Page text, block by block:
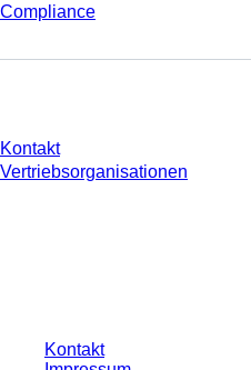
Compliance
Kontakt
Vertriebsorganisationen
Kontakt